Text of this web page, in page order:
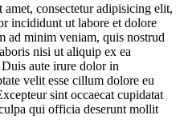
consectetur adipisicing elit,
incididunt ut labore et dolore
ad minim veniam, quis nostrud
nisi ut aliquip ex ea
aute irure dolor in
velit esse cillum dolore eu
sint occaecat cupidatat
qui officia deserunt mollit